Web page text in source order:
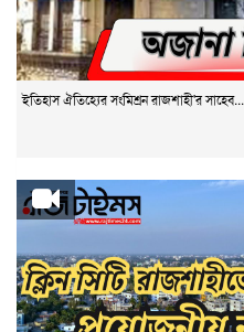
ইতিহাস ঐতিহ্যের সংমিশ্রন রাজশাহী'র সাহেব...